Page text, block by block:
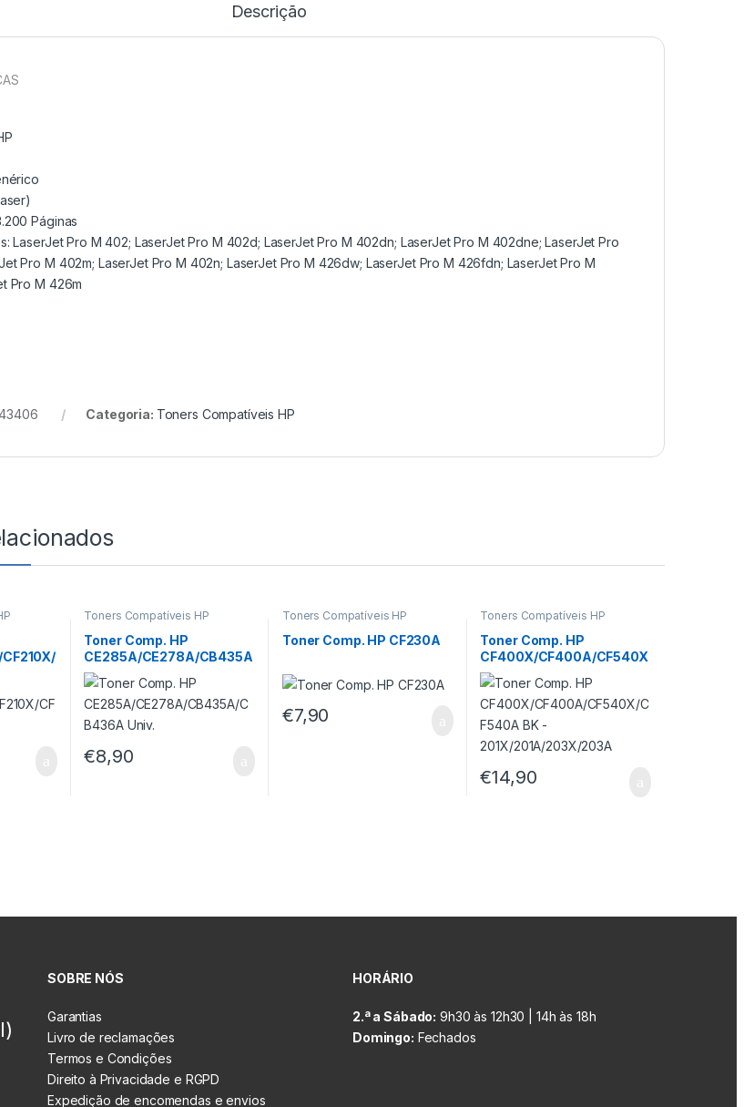
Descrição
Páginas
LaserJet Pro M 402; LaserJet Pro M 402d; LaserJet Pro M 402dn; LaserJet Pro M 402dne; LaserJet Pro
Pro M 402m; LaserJet Pro M 402n; LaserJet Pro M 426dw; LaserJet Pro M 426fdn; LaserJet Pro M
Pro M 426m
Categoria: Toners Compatíveis HP
Toners Compatíveis HP
Toner Comp. HP
CE285A/CE278A/CB435A
/CB436A Univ.
€8,90
Toners Compatíveis HP
Toner Comp. HP CF230A
€7,90
Toners Compatíveis HP
Toner Comp. HP
CF400X/CF400A/CF540X
/CF540A BK –
201X/201A/203X/203A
€14,90
SOBRE NÓS
Garantias
Livro de reclamações
Termos e Condições
Direito à Privacidade e RGPD
Expedição de encomendas e envios
HORÁRIO
2.ª a Sábado: 9h30 às 12h30 | 14h às 18h
Domingo: Fechados